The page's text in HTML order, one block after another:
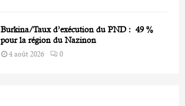
Burkina/Taux d’exécution du PND : 49 %
pour la région du Nazinon
4 août 2026 0